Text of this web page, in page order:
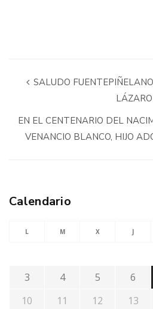
SALUDO
LÁZARO
EN EL CENTENARIO DEL
VENANCIO BLANCO, HIJO
Calendario
L M X J
3
4 5 6
10
11 12 13